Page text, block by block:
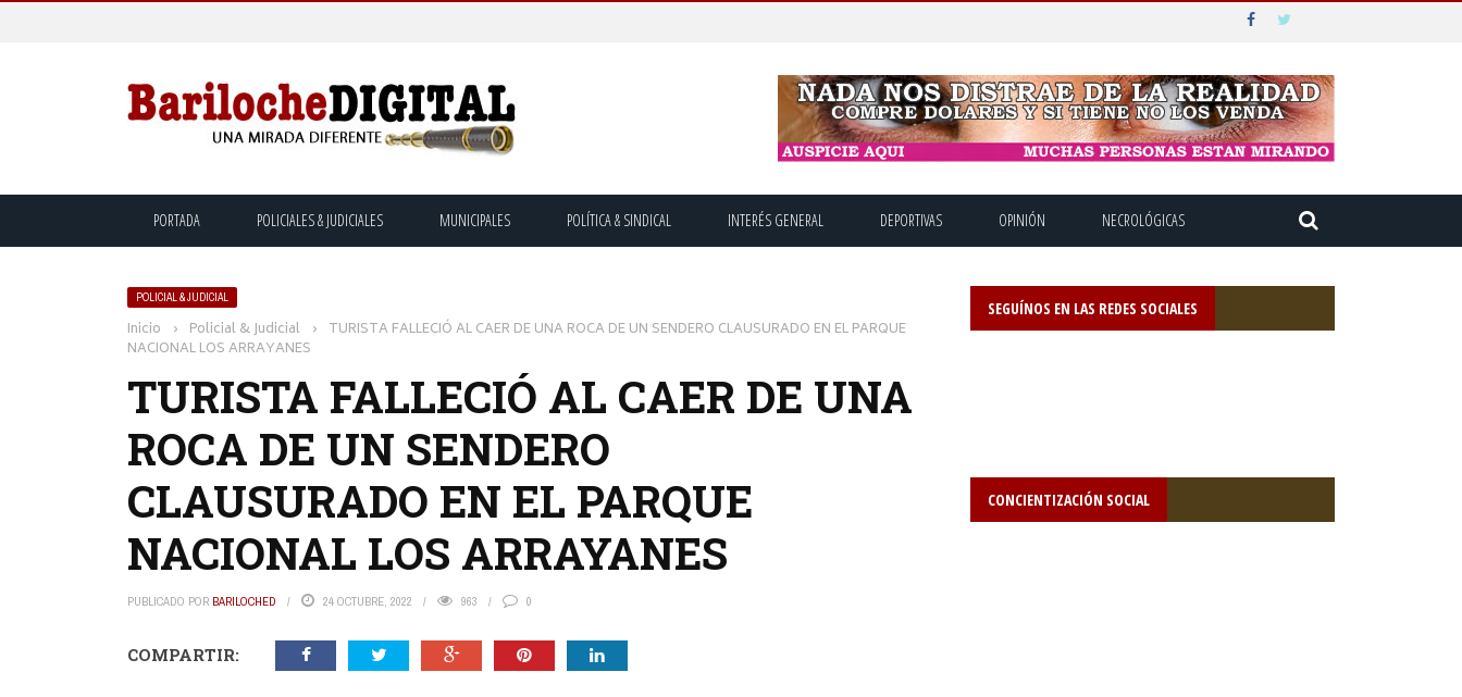
PORTADA POLICIALES & JUDICIALES MUNICIPALES POLÍTICA & SINDICAL INTERÉS GENERAL DEPORTIVAS OPINIÓN NECROLÓGICAS
POLICIAL & JUDICIAL
Inicio › Policial & Judicial › TURISTA FALLECIÓ AL CAER DE UNA ROCA DE UN SENDERO CLAUSURADO EN EL PARQUE
NACIONAL LOS ARRAYANES
TURISTA FALLECIÓ AL CAER DE UNA
ROCA DE UN SENDERO
CLAUSURADO EN EL PARQUE
NACIONAL LOS ARRAYANES
PUBLICADO POR BARILOCHED 24 OCTUBRE, 2022 963 0
COMPARTIR:
SEGUÍNOS EN LAS REDES SOCIALES
CONCIENTIZACIÓN SOCIAL